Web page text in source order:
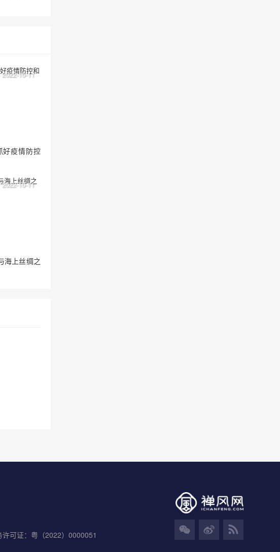
好疫情防控
2022-10-11
海上丝绸之
2022-10-11
可证：粤（2022）0000051